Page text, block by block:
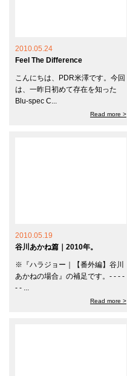
2010.05.24
Feel The Difference
こんにちは、PDR米澤です。今回
は、一昨日初めて存在を知った
Blu-spec C...
Read more >
2010.05.19
谷川あかね篇｜2010年。
※『ハラジョー｜【番外編】谷川
あかねの場合』の補足です。- - - -
- - ...
Read more >